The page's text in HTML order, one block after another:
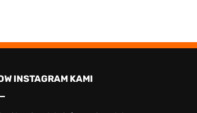
INSTAGRAM KAMI